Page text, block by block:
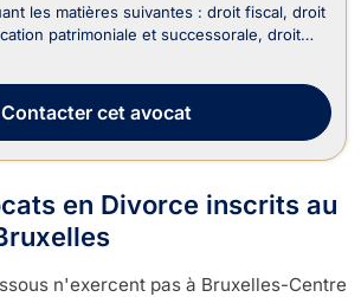
les matières suivantes : droit fiscal, droit
patrimoniale et successorale, droit
pou...
Contactercet avocat
en Divorce inscrits au
n'exercent pas à Bruxelles-Centre